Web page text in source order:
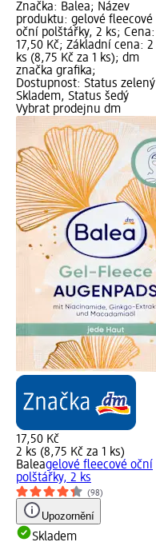
Značka: Balea; Název
produktu: gelové fleecové
oční polštářky, 2 ks; Cena:
17,50 Kč; Základní cena: 2
ks (8,75 Kč za 1 ks); dm
značka grafika;
Dostupnost: Status zelený
Skladem, Status šedý
Vybrat prodejnu dm
17,50 Kč
2 ks (8,75 Kč za 1 ks)
Baleagelové fleecové oční
polštářky, 2 ks
(98)
Upozornění
Skladem